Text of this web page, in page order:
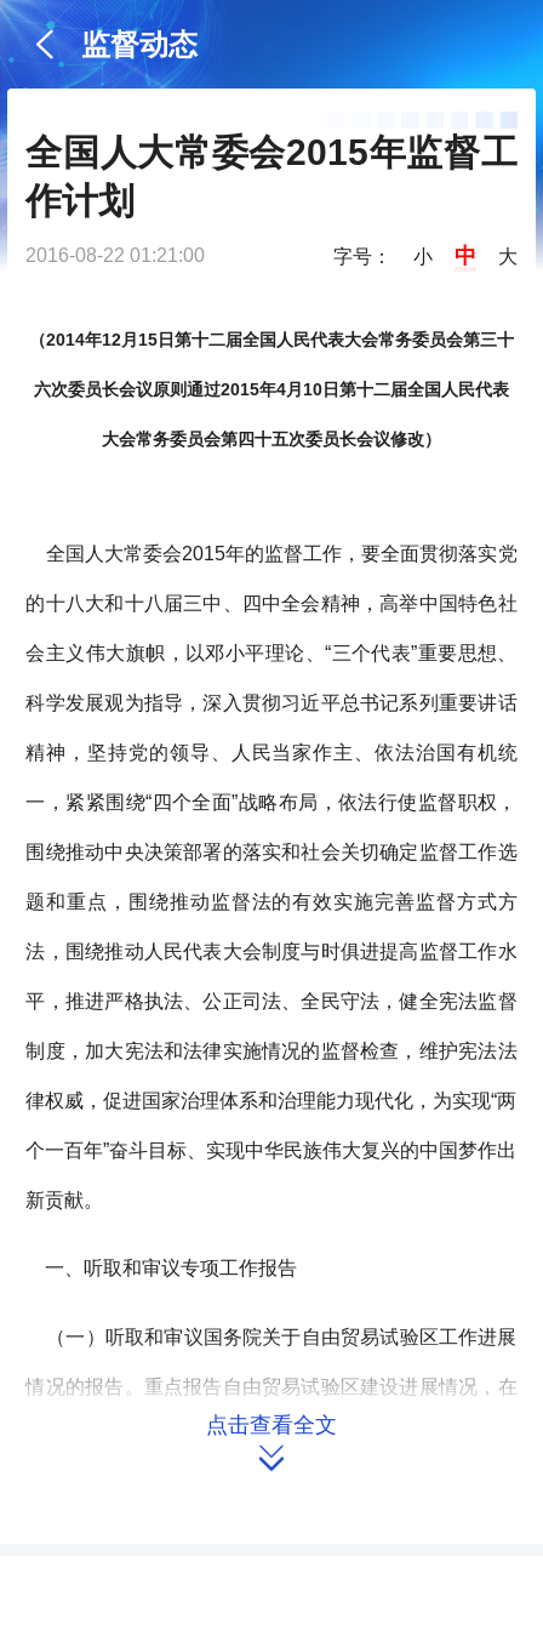
监督动态
全国人大常委会2015年监督工
作计划
2016-08-22 01:21:00 字号： 小 中 大
（2014年12月15日第十二届全国人民代表大会常务委员会第三十
六次委员长会议原则通过2015年4月10日第十二届全国人民代表
大会常务委员会第四十五次委员长会议修改）
全国人大常委会2015年的监督工作，要全面贯彻落实党
的十八大和十八届三中、四中全会精神，高举中国特色社
会主义伟大旗帜，以邓小平理论、“三个代表”重要思想、
科学发展观为指导，深入贯彻习近平总书记系列重要讲话
精神，坚持党的领导、人民当家作主、依法治国有机统
一，紧紧围绕“四个全面”战略布局，依法行使监督职权，
围绕推动中央决策部署的落实和社会关切确定监督工作选
题和重点，围绕推动监督法的有效实施完善监督方式方
法，围绕推动人民代表大会制度与时俱进提高监督工作水
平，推进严格执法、公正司法、全民守法，健全宪法监督
制度，加大宪法和法律实施情况的监督检查，维护宪法法
律权威，促进国家治理体系和治理能力现代化，为实现“两
个一百年”奋斗目标、实现中华民族伟大复兴的中国梦作出
新贡献。
一、听取和审议专项工作报告
（一）听取和审议国务院关于自由贸易试验区工作进展
情况的报告。重点报告自由贸易试验区建设进展情况，在
加快政府职能转变、创新体制机制、促进贸易便利化、开
点击查看全文
